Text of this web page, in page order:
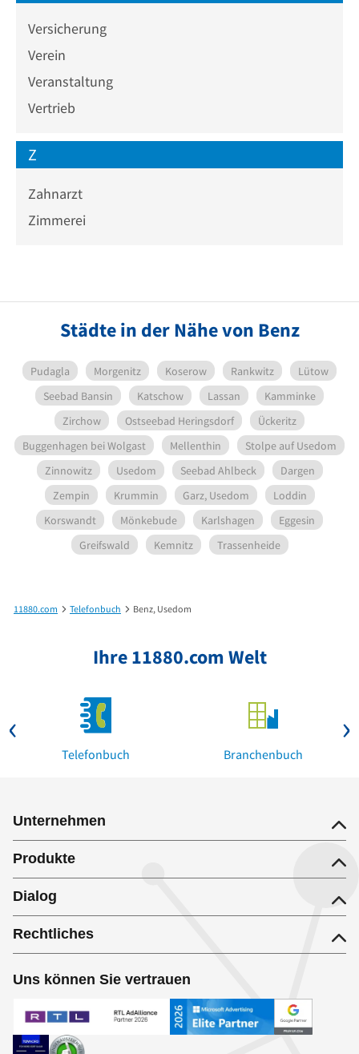
Versicherung
Verein
Veranstaltung
Vertrieb
Z
Zahnarzt
Zimmerei
Städte in der Nähe von Benz
Pudagla Morgenitz Koserow Rankwitz
Lütow
Seebad Bansin
Katschow Lassan
Kamminke
Zirchow
Ostseebad Heringsdorf
Ückeritz
Buggenhagen bei Wolgast
Mellenthin
Stolpe auf Usedom
Zinnowitz
Usedom Seebad Ahlbeck
Dargen
Zempin
Krummin Garz, Usedom
Loddin
Korswandt
Mönkebude Karlshagen
Eggesin
Greifswald
Kemnitz Trassenheide
11880.com Telefonbuch Benz, Usedom
Ihre 11880.com Welt
Telefonbuch Branchenbuch
Unternehmen
Produkte
Dialog
Rechtliches
Uns können Sie vertrauen